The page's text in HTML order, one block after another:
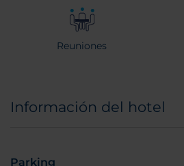
Reuniones
Información del hotel
Parking